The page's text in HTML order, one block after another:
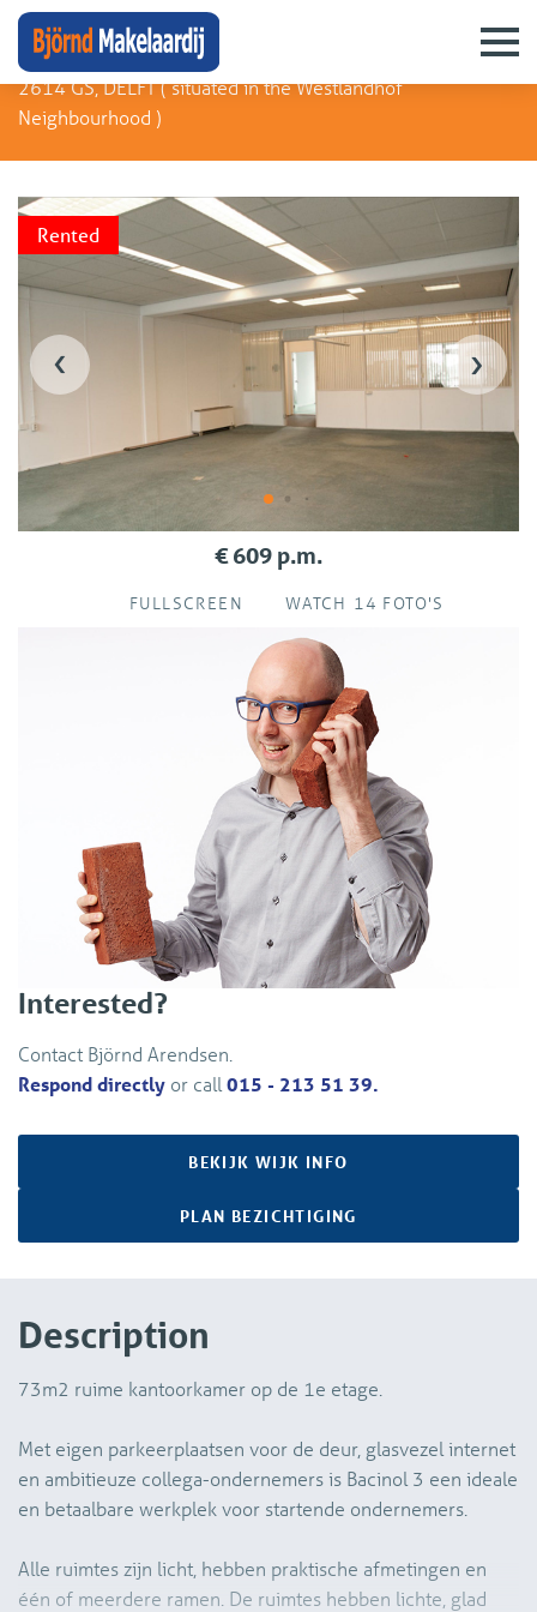
Kluizenaarsbocht 6 1E 73M2
2614 GS, DELFT (situated in the Westlandhof
Neighbourhood )
Rented
‹ ›
€ 609 p.m.
FULLSCREEN WATCH 14 FOTO'S
Interested?
Contact Björnd Arendsen.
Respond directly or call 015 - 213 51 39.
BEKIJK WIJK INFO
PLAN BEZICHTIGING
Description
73m2 ruime kantoorkamer op de 1e etage.
Met eigen parkeerplaatsen voor de deur, glasvezel internet
en ambitieuze collega-ondernemers is Bacinol 3 een ideale
en betaalbare werkplek voor startende ondernemers.
Alle ruimtes zijn licht, hebben praktische afmetingen en
één of meerdere ramen. De ruimtes hebben lichte, glad